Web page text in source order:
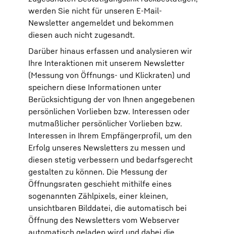
werden Sie nicht für unseren E-Mail-
Newsletter angemeldet und bekommen
diesen auch nicht zugesandt.
Darüber hinaus erfassen und analysieren wir
Ihre Interaktionen mit unserem Newsletter
(Messung von Öffnungs- und Klickraten) und
speichern diese Informationen unter
Berücksichtigung der von Ihnen angegebenen
persönlichen Vorlieben bzw. Interessen oder
mutmaßlicher persönlicher Vorlieben bzw.
Interessen in Ihrem Empfängerprofil, um den
Erfolg unseres Newsletters zu messen und
diesen stetig verbessern und bedarfsgerecht
gestalten zu können. Die Messung der
Öffnungsraten geschieht mithilfe eines
sogenannten Zählpixels, einer kleinen,
unsichtbaren Bilddatei, die automatisch bei
Öffnung des Newsletters vom Webserver
automatisch geladen wird und dabei die